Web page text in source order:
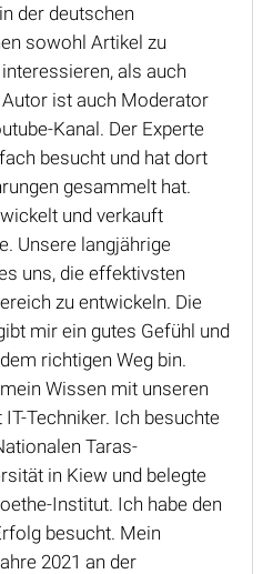
der deutschen
sowohl Artikel zu
als auch
ist auch Moderator
Kanal. Der Experte
besucht und hat dort
gesammelt hat.
und verkauft
Unsere langjährige
uns, die effektivsten
zu entwickeln. Die
mir ein gutes Gefühl und
richtigen Weg bin.
Wissen mit unseren
IT-Techniker. Ich besuchte
Taras-
in Kiew und belegte
Institut. Ich habe den
besucht. Mein
2021 an der